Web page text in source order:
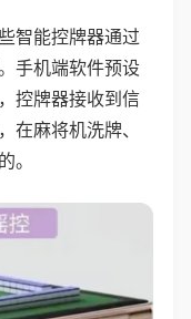
智能控牌器通过
手机端软件预设
控牌器接收到信
在麻将机洗牌、
。